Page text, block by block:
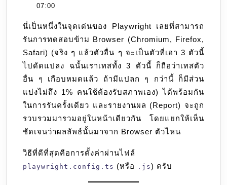
Browser
(Chromium,
Firefox,
Safari)
07:00
นี่เป็นหนึ่งในจุดเด่นของ Playwright เลยที่สามารถ
รันการทดสอบข้าม Browser (Chromium, Firefox,
Safari) (จริง ๆ แล้วตัวอื่น ๆ จะเป็นตัวที่เอา 3 ตัวนี้
ไปดัดแปลง ฉนั้นเราเทสทั้ง 3 ตัวนี้ ก็ถือว่าเทสตัว
อื่น ๆ เกือบหมดแล้ว ถ้ามีแปลก ๆ กว่านี้ ก็มีส่วน
แบ่งไม่ถึง 1% คนใช้ต้องรับสภาพเอง) ได้พร้อมกัน
ในการรันครั้งเดียว และรายงานผล (Report) จะถูก
รวบรวมมารวมอยู่ในหน้าเดียวกัน โดยแยกให้เห็น
ชัดเจนว่าผลลัพธ์นั้นมาจาก Browser ตัวไหน
วิธีที่ดีที่สุดคือการตั้งค่าผ่านไฟล์
playwright.config.ts (หรือ .js) ครับ